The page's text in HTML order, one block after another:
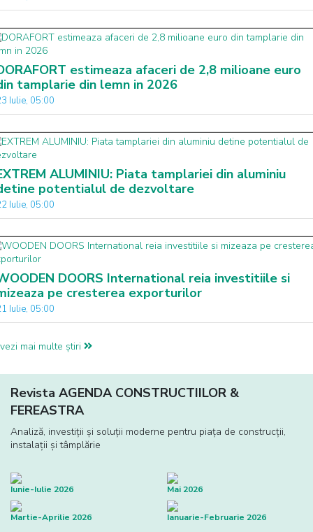
estimeaza afaceri de 2,8 milioane euro
tamplarie din lemn in 2026
Iulie, 05:00
ALUMINIU: Piata tamplariei din aluminiu
potentialul de dezvoltare
Iulie, 05:00
DOORS International reia investitiile si
pe cresterea exporturilor
Iulie, 05:00
vezi mai multe știri
Revista AGENDA CONSTRUCTIILOR &
FEREASTRA
Analiză, investiţii și soluţii moderne pentru piaţa de construcţii,
instalaţii și tâmplărie
Iunie-Iulie 2026 Mai 2026
Martie-Aprilie 2026 Ianuarie-Februarie 2026